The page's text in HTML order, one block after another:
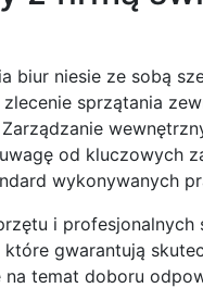
biur niesie ze sobą
sprzątania
od kluczowych
wykonywanych
i
gwarantują
temat doboru